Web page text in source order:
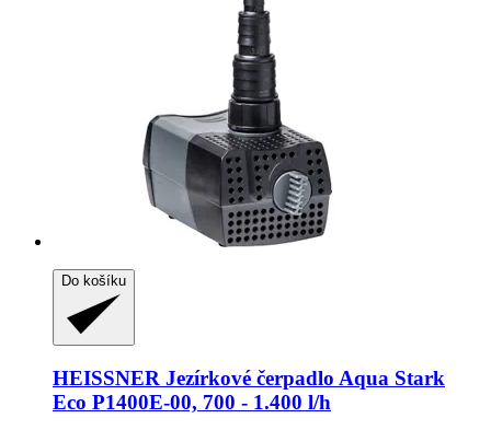
Do košíku
HEISSNER Jezírkové čerpadlo Aqua Stark
Eco P1400E-​00, 700 -​ 1.400 l/h